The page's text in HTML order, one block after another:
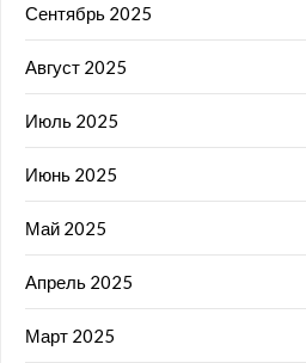
Сентябрь 2025
Август 2025
Июль 2025
Июнь 2025
Май 2025
Апрель 2025
Март 2025